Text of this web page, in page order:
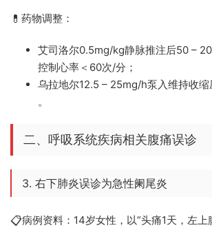
💊 药物调整：
艾司洛尔0.5mg/kg静脉推注后50 –
控制心率＜60次/分；
乌拉地尔12.5 – 25mg/h泵入维持收
。
二、呼吸系统疾病相关腹痛误诊
3. 右下肺炎误诊为急性阑尾炎
📋病例资料：14岁女性，以”头痛1天，左上